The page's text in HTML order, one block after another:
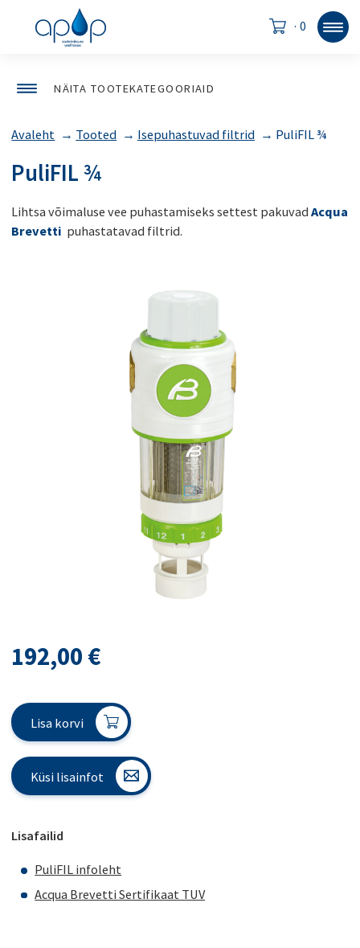
· 0
NÄITA TOOTEKATEGOORIAID
Avaleht → Tooted → Isepuhastuvad filtrid → PuliFIL ¾
PuliFIL ¾
Lihtsa võimaluse vee puhastamiseks settest pakuvadAcqua
Brevetti puhastatavad filtrid.
192,00 €
Lisa korvi
Küsi lisainfot
Lisafailid
PuliFIL infoleht
Acqua Brevetti Sertifikaat TUV